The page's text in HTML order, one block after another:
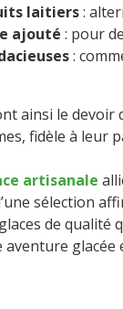
laitiers:
ajouté : pour
:
ainsi le
fidèle à
artisanale
sélection
de qualité
aventure